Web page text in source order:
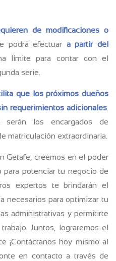
de modificaciones o
podrá efectuar a partir del
límite para contar con el
serie.
que los próximos dueños
requerimientos adicionales
serán los encargados de
matriculación extraordinaria.
Getafe, creemos en el poder
potenciar tu negocio de
expertos te brindarán el
necesarios para optimizar tu
administrativas y permitirte
Juntos, lograremos el
¡Contáctanos hoy mismo al
en contacto a través de